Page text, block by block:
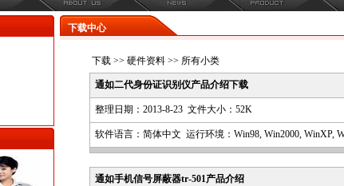
下载中心
下载>> 硬件资料>> 所有小类
通如二代身份证识别仪产品介绍下载
整理日期：2013-8-23 文件大小：52K
软件语言：简体中文 运行环境：Win98, Win2000, WinXP,
通如手机信号屏蔽器tr-501产品介绍